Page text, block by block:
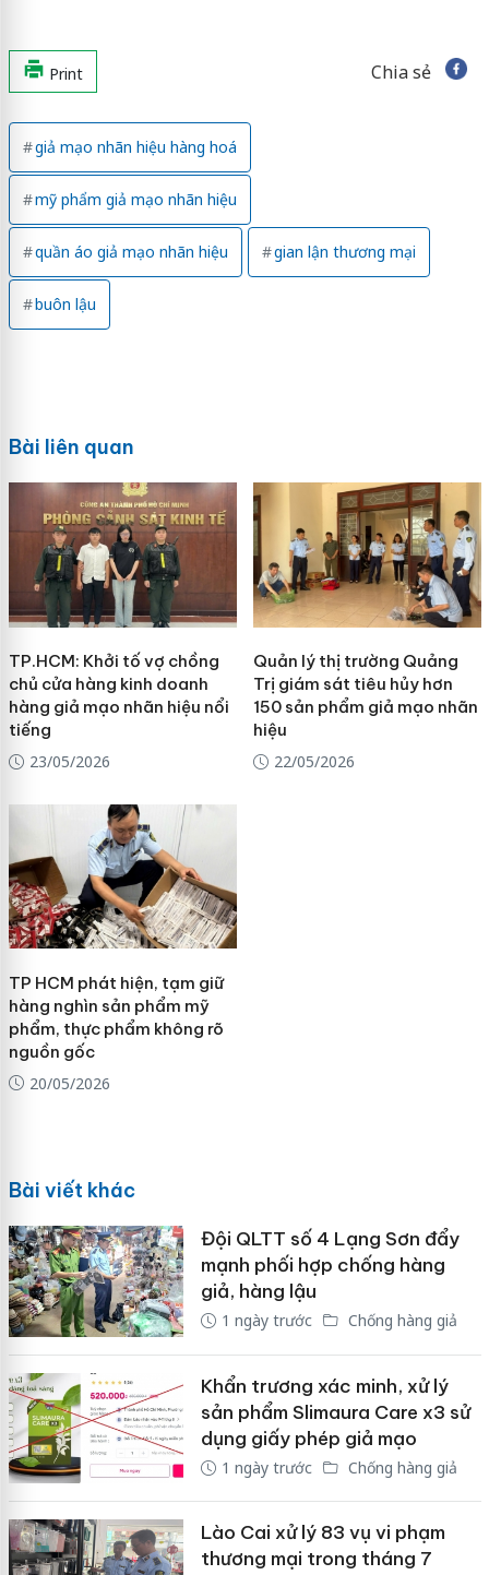
Print Chia sẻ
giả mạo nhãn hiệu hàng hoá
mỹ phẩm giả mạo nhãn hiệu
quần áo giả mạo nhãn hiệu gian lận thương mại
buôn lậu
Bài liên quan
TP.HCM: Khởi tố vợ chồng
chủ cửa hàng kinh doanh
hàng giả mạo nhãn hiệu nổi
tiếng
23/05/2026
Quản lý thị trường Quảng
Trị giám sát tiêu hủy hơn
150 sản phẩm giả mạo nhãn
hiệu
22/05/2026
TP HCM phát hiện, tạm giữ
hàng nghìn sản phẩm mỹ
phẩm, thực phẩm không rõ
nguồn gốc
20/05/2026
Bài viết khác
Đội QLTT số 4 Lạng Sơn đẩy
mạnh phối hợp chống hàng
giả, hàng lậu
1 ngày trước Chống hàng giả
Khẩn trương xác minh, xử lý
sản phẩm Slimaura Care x3 sử
dụng giấy phép giả mạo
1 ngày trước Chống hàng giả
Lào Cai xử lý 83 vụ vi phạm
thương mại trong tháng 7